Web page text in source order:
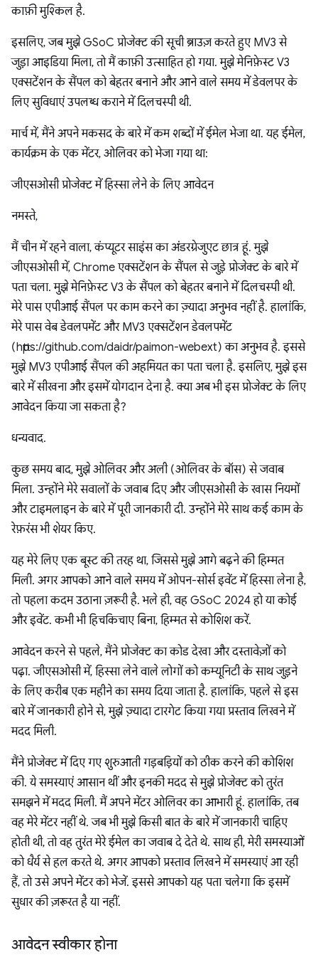
काफ़ी मुश्किल है.
इसलिए, जब मुझे GSoC प्रोजेक्ट की सूची ब्राउज़ करते हुए MV3 से
जुड़ा आइडिया मिला, तो मैं काफ़ी उत्साहित हो गया. मुझे मेनिफ़ेस्ट V3
एक्सटेंशन के सैंपल को बेहतर बनाने और आने वाले समय में डेवलपर के
लिए सुविधाएं उपलब्ध कराने में दिलचस्पी थी.
मार्च में, मैंने अपने मकसद के बारे में कम शब्दों में ईमेल भेजा था. यह ईमेल,
कार्यक्रम के एक मेंटर, ओलिवर को भेजा गया था:
जीएसओसी प्रोजेक्ट में हिस्सा लेने के लिए आवेदन
नमस्ते,
मैं चीन में रहने वाला, कंप्यूटर साइंस का अंडरग्रेजुएट छात्र हूं. मुझे
जीएसओसी में, Chrome एक्सटेंशन के सैंपल से जुड़े प्रोजेक्ट के बारे में
पता चला. मुझे मेनिफ़ेस्ट V3 के सैंपल को बेहतर बनाने में दिलचस्पी थी.
मेरे पास एपीआई सैंपल पर काम करने का ज़्यादा अनुभव नहीं है. हालांकि,
मेरे पास वेब डेवलपमेंट और MV3 एक्सटेंशन डेवलपमेंट
(https://github.com/daidr/paimon-webext) का अनुभव है. इससे
मुझे MV3 एपीआई सैंपल की अहमियत का पता चला है. इसलिए, मुझे इस
बारे में सीखना और इसमें योगदान देना है. क्या अब भी इस प्रोजेक्ट के लिए
आवेदन किया जा सकता है?
धन्यवाद.
कुछ समय बाद, मुझे ओलिवर और अली (ओलिवर के बॉस) से जवाब
मिला. उन्होंने मेरे सवालों के जवाब दिए और जीएसओसी के खास नियमों
और टाइमलाइन के बारे में पूरी जानकारी दी. उन्होंने मेरे साथ कई काम के
रेफ़रंस भी शेयर किए.
यह मेरे लिए एक बूस्ट की तरह था, जिससे मुझे आगे बढ़ने की हिम्मत
मिली. अगर आपको आने वाले समय में ओपन-सोर्स इवेंट में हिस्सा लेना है,
तो पहला कदम उठाना ज़रूरी है. भले ही, वह GSoC 2024 हो या कोई
और इवेंट. कभी भी हिचकिचाए बिना, हिम्मत से कोशिश करें.
आवेदन करने से पहले, मैंने प्रोजेक्ट का कोड देखा और दस्तावेज़ों को
पढ़ा. जीएसओसी में, हिस्सा लेने वाले लोगों को कम्यूनिटी के साथ जुड़ने
के लिए करीब एक महीने का समय दिया जाता है. हालांकि, पहले से इस
बारे में जानकारी होने से, मुझे ज़्यादा टारगेट किया गया प्रस्ताव लिखने में
मदद मिली.
मैंने प्रोजेक्ट में दिए गए शुरुआती गड़बड़ियों को ठीक करने की कोशिश
की. ये समस्याएं आसान थीं और इनकी मदद से मुझे प्रोजेक्ट को तुरंत
समझने में मदद मिली. मैं अपने मेंटर ओलिवर का आभारी हूं. हालांकि, तब
वह मेरे मेंटर नहीं थे. जब भी मुझे किसी बात के बारे में जानकारी चाहिए
होती थी, तो वह तुरंत मेरे ईमेल का जवाब दे देते थे. साथ ही, मेरी समस्याओं
को धैर्य से हल करते थे. अगर आपको प्रस्ताव लिखने में समस्याएं आ रही
हैं, तो उसे अपने मेंटर को भेजें. इससे आपको यह पता चलेगा कि इसमें
सुधार की ज़रूरत है या नहीं.
आवेदन स्वीकार होना